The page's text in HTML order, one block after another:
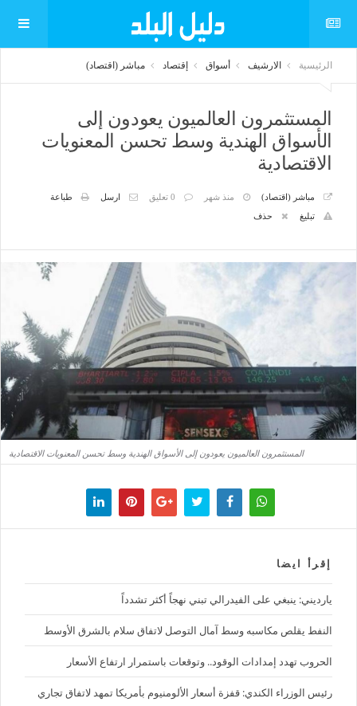
الرئيسية الارشيف أسواق إقتصاد مباشر (اقتصاد)
المستثمرون العالميون يعودون إلى
الأسواق الهندية وسط تحسن المعنويات
الاقتصادية
مباشر (اقتصاد) منذ شهر 0 تعليق ارسل
طباعة
تبليغ
حذف
المستثمرون العالميون يعودون إلى الأسواق الهندية وسط تحسن المعنويات الاقتصادية
إقرأ ايضا
يارديني: ينبغي على الفيدرالي تبني نهجاً أكثر تشدداً
النفط يقلص مكاسبه وسط آمال التوصل لاتفاق سلام بالشرق الأوسط
الحروب تهدد إمدادات الوقود.. وتوقعات باستمرار ارتفاع الأسعار
رئيس الوزراء الكندي: قفزة أسعار الألومنيوم بأمريكا تمهد لاتفاق تجاري